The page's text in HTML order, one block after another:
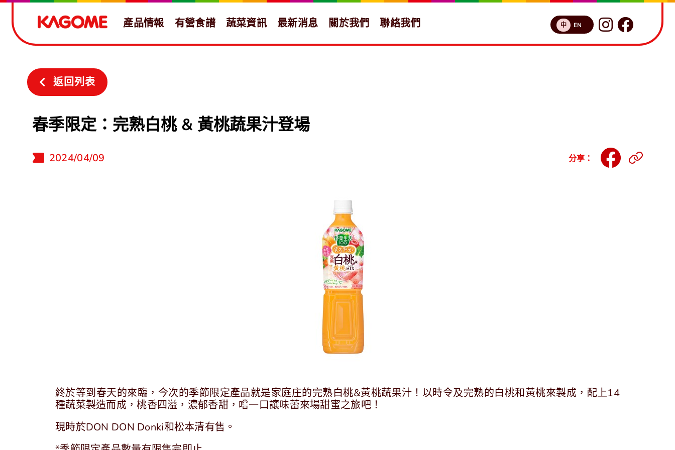
content
產品情報 有營食譜 蔬菜資訊 最新消息 關於我們 聯絡我們 中 EN
返回列表
春季限定：完熟白桃 & 黃桃蔬果汁登場
2024/04/09 分享：
終於等到春天的來臨，今次的季節限定產品就是家庭庄的完熟白桃&黃桃蔬果汁！以時令及完熟的白桃和黃桃來製成，配上14
種蔬菜製造而成，桃香四溢，濃郁香甜，嚐一口讓味蕾來場甜蜜之旅吧！
現時於DON DON Donki和松本清有售。